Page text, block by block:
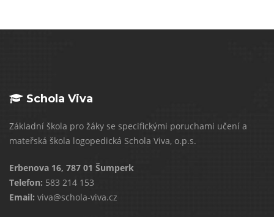
Schola Viva
Základní škola pro žáky se specifickými poruchami učení a
mateřská škola logopedická Schola Viva, o.p.s.
Erbenova 16, 787 01 Šumperk
Telefon: 583 214 153
Email: viva@schola-viva.cz